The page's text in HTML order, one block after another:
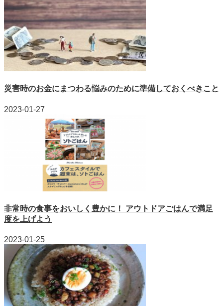
災害時のお金にまつわる悩みのために準備しておくべきこと
2023-01-27
非常時の食事をおいしく豊かに！ アウトドアごはんで満足
度を上げよう
2023-01-25